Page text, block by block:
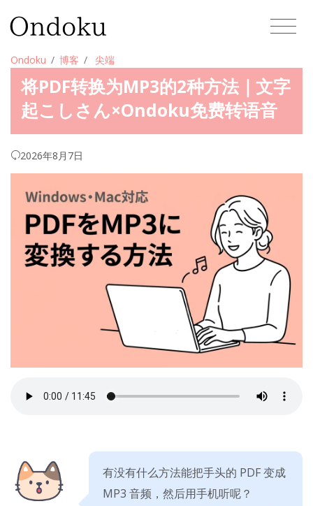
Ondoku 博客 尖端
将PDF转换为MP3的2种方法｜文字
起こしさん×Ondoku免费转语音
2026年8月7日
有没有什么方法能把手头的 PDF 变成
MP3 音频，然后用手机听呢？